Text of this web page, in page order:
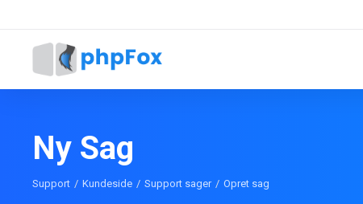
Ny Sag
Support Kundeside Support sager Opret sag